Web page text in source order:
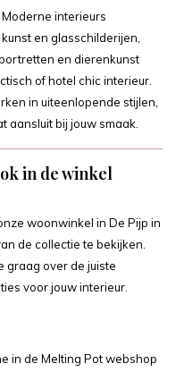
interieurs
en glasschilderijen,
en dierenkunst
of hotel chic interieur.
in uiteenlopende stijlen,
aansluit bij jouw smaak.
in de winkel
woonwinkel in De Pijp in
de collectie te bekijken.
graag over de juiste
voor jouw interieur.
in de Melting Pot webshop